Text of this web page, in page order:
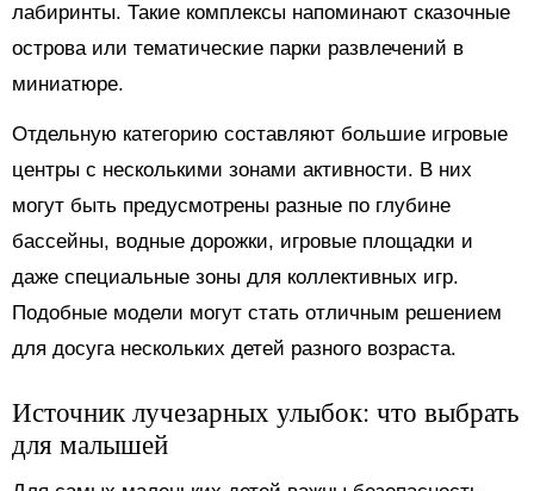
лабиринты. Такие комплексы напоминают сказочные
острова или тематические парки развлечений в
миниатюре.
Отдельную категорию составляют большие игровые
центры с несколькими зонами активности. В них
могут быть предусмотрены разные по глубине
бассейны, водные дорожки, игровые площадки и
даже специальные зоны для коллективных игр.
Подобные модели могут стать отличным решением
для досуга нескольких детей разного возраста.
Источник лучезарных улыбок: что выбрать
для малышей